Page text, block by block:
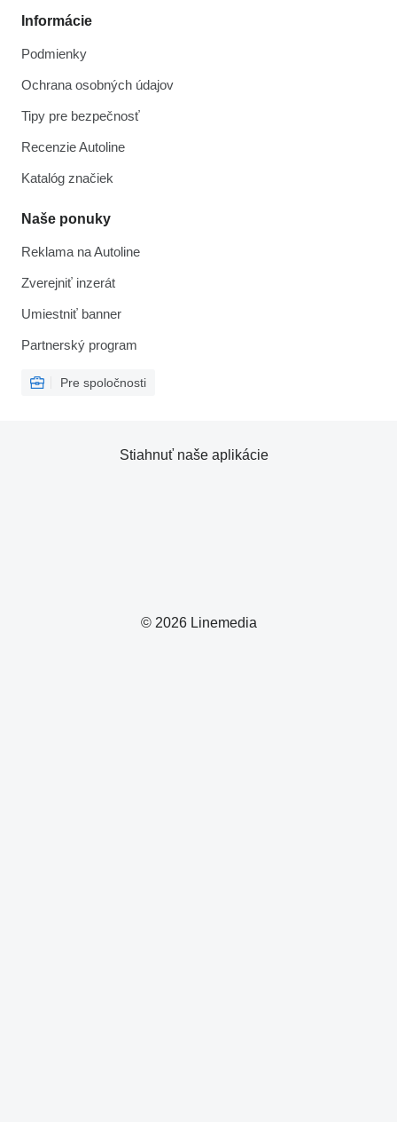
Informácie
Podmienky
Ochrana osobných údajov
Tipy pre bezpečnosť
Recenzie Autoline
Katalóg značiek
Naše ponuky
Reklama na Autoline
Zverejniť inzerát
Umiestniť banner
Partnerský program
Pre spoločnosti
© 2026 Linemedia
Stiahnuť naše aplikácie